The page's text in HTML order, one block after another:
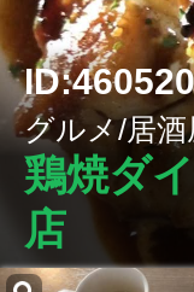
ID:460520
グルメ/居酒
鶏焼ダ
店